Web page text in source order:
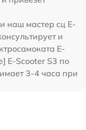
наш мастер сц E-
и
E-
E-Scooter S3 по
3-4 часа при